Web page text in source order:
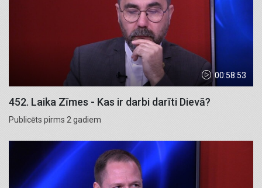
00:58:53
452. Laika Zīmes - Kas ir darbi darīti Dievā?
Publicēts pirms 2 gadiem